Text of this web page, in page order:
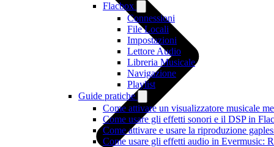
Flacbox
Connessioni
File Locali
Impostazioni
Lettore Audio
Libreria Musicale
Navigazione
Playlist
Guide pratiche
Come attivare un visualizzatore musicale
Come usare gli effetti sonori e il DSP in
Come attivare e usare la riproduzione
Come usare gli effetti audio in Evermusic: